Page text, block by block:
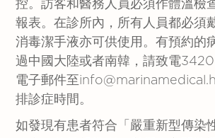
控。訪客和醫務人員必須作體溫檢
報表。在診所內，所有人員都必須
消毒潔手液亦可供使用。有預約的
過中國大陸或者南韓，請致電
電子郵件至
排診症時間。
如發現有患者符合「嚴重新型傳染